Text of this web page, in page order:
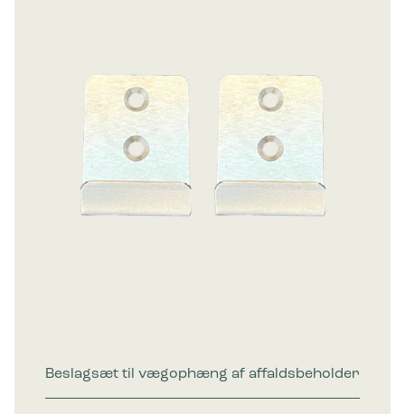
Beslagsæt til vægophæng af affaldsbeholder